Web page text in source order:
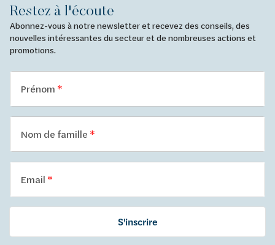
Restez à l'écoute
Abonnez-vous à notre newsletter et recevez des conseils, des
nouvelles intéressantes du secteur et de nombreuses actions et
promotions.
Prénom
Nom de famille
Email
S'inscrire